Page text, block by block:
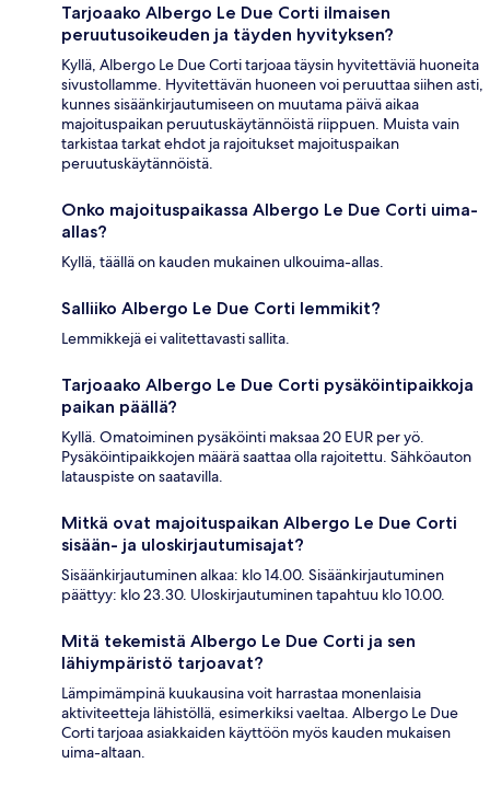
Tarjoaako Albergo Le Due Corti ilmaisen
peruutusoikeuden ja täyden hyvityksen?
Kyllä, Albergo Le Due Corti tarjoaa täysin hyvitettäviä huoneita
sivustollamme. Hyvitettävän huoneen voi peruuttaa siihen asti,
kunnes sisäänkirjautumiseen on muutama päivä aikaa
majoituspaikan peruutuskäytännöistä riippuen. Muista vain
tarkistaa tarkat ehdot ja rajoitukset majoituspaikan
peruutuskäytännöistä.
Onko majoituspaikassa Albergo Le Due Corti uima-
allas?
Kyllä, täällä on kauden mukainen ulkouima-allas.
Salliiko Albergo Le Due Corti lemmikit?
Lemmikkejä ei valitettavasti sallita.
Tarjoaako Albergo Le Due Corti pysäköintipaikkoja
paikan päällä?
Kyllä. Omatoiminen pysäköinti maksaa 20 EUR per yö.
Pysäköintipaikkojen määrä saattaa olla rajoitettu. Sähköauton
latauspiste on saatavilla.
Mitkä ovat majoituspaikan Albergo Le Due Corti
sisään- ja uloskirjautumisajat?
Sisäänkirjautuminen alkaa: klo 14.00. Sisäänkirjautuminen
päättyy: klo 23.30. Uloskirjautuminen tapahtuu klo 10.00.
Mitä tekemistä Albergo Le Due Corti ja sen
lähiympäristö tarjoavat?
Lämpimämpinä kuukausina voit harrastaa monenlaisia
aktiviteetteja lähistöllä, esimerkiksi vaeltaa. Albergo Le Due
Corti tarjoaa asiakkaiden käyttöön myös kauden mukaisen
uima-altaan.